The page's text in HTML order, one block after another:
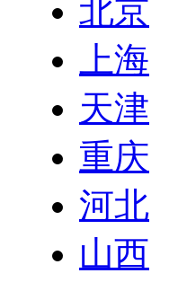
北京
上海
天津
重庆
河北
山西